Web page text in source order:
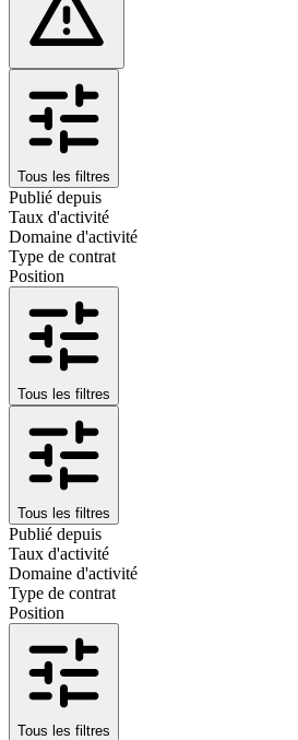
Tous les filtres
Publié depuis
Taux d'activité
Domaine d'activité
Type de contrat
Position
Tous les filtres
Tous les filtres
Publié depuis
Taux d'activité
Domaine d'activité
Type de contrat
Position
Tous les filtres